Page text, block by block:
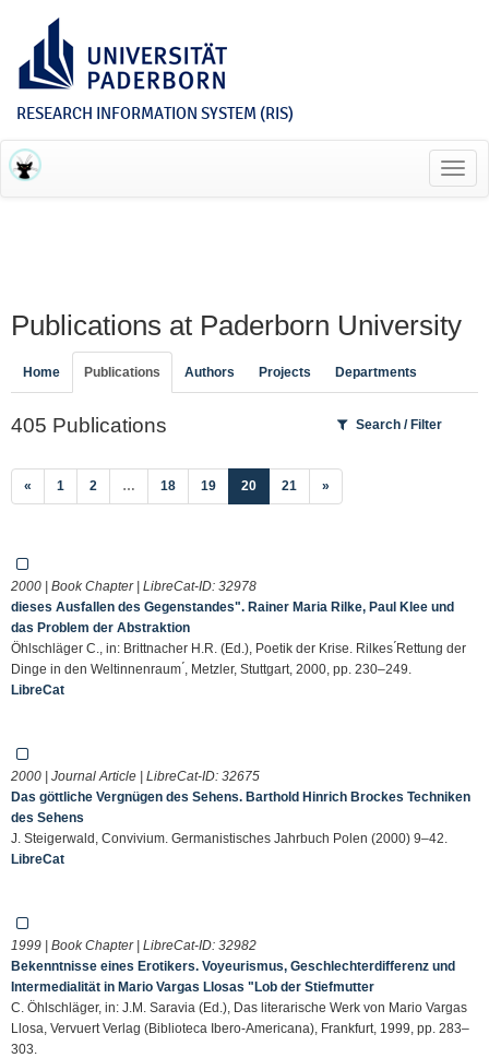
RESEARCH INFORMATION SYSTEM (RIS)
Publications at Paderborn University
Home Publications Authors Projects Departments
405 Publications Search / Filter
« 1 2 … 18 19 20(current)
21 »
2000 | Book Chapter | LibreCat-ID: 32978
dieses Ausfallen des Gegenstandes". Rainer Maria Rilke, Paul Klee und
das Problem der Abstraktion
Öhlschläger C., in: Brittnacher H.R. (Ed.), Poetik der Krise. Rilkes ́Rettung der
Dinge in den Weltinnenraum ́, Metzler, Stuttgart, 2000, pp. 230–249.
LibreCat
2000 | Journal Article | LibreCat-ID: 32675
Das göttliche Vergnügen des Sehens. Barthold Hinrich Brockes Techniken
des Sehens
J. Steigerwald, Convivium. Germanistisches Jahrbuch Polen (2000) 9–42.
LibreCat
1999 | Book Chapter | LibreCat-ID: 32982
Bekenntnisse eines Erotikers. Voyeurismus, Geschlechterdifferenz und
Intermedialität in Mario Vargas Llosas "Lob der Stiefmutter
C. Öhlschläger, in: J.M. Saravia (Ed.), Das literarische Werk von Mario Vargas
Llosa, Vervuert Verlag (Biblioteca Ibero-Americana), Frankfurt, 1999, pp. 283–
303.